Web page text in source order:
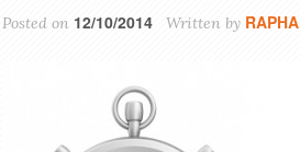
Posted on 12/10/2014 Written by